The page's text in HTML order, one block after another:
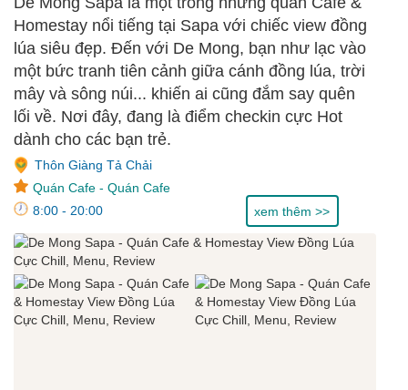
Homestay nổi tiếng tại Sapa với chiếc view đồng
lúa siêu đẹp. Đến với De Mong, bạn như lạc vào
một bức tranh tiên cảnh giữa cánh đồng lúa, trời
mây và sông núi... khiến ai cũng đắm say quên
lối về. Nơi đây, đang là điểm checkin cực Hot
dành cho các bạn trẻ.
Thôn Giàng Tả Chải
Quán Cafe - Quán Cafe
8:00 - 20:00
xem thêm >>